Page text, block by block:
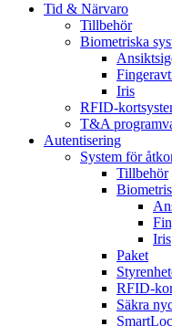
Tid & Närvaro
Tillbehör
Biometriska
Iris
RFID-
T&A
Autentisering
System för
Tillbehör
Iris
Paket
RFID-
Säkra